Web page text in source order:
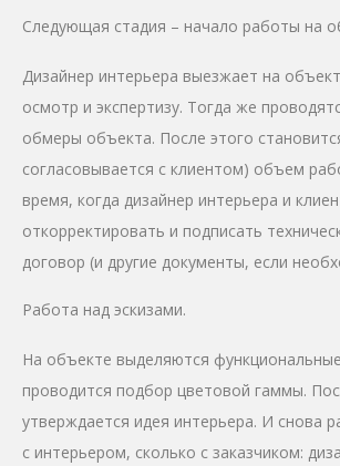
Следующая стадия – начало работы на
Дизайнер интерьера выезжает на
осмотр и экспертизу. Тогда же
обмеры объекта. После этого
согласовывается с клиентом) объем
время, когда дизайнер интерьера и
откорректировать и подписать
договор (и другие документы, если
Работа над эскизами.
На объекте выделяются
проводится подбор цветовой гаммы.
утверждается идея интерьера. И снова
с интерьером, сколько с заказчиком: